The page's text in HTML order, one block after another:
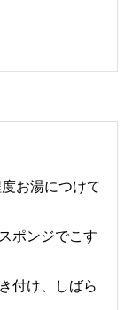
お湯につけて
ポンジでこす
付け、しばら